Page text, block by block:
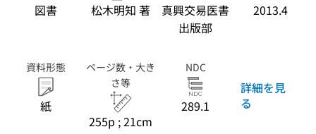
図書 松木明知 著
真興交易医書
出版部
2013.4
資料形態
紙
ページ数・大き
さ等
255p ; 21cm
NDC
289.1
詳細を見
る